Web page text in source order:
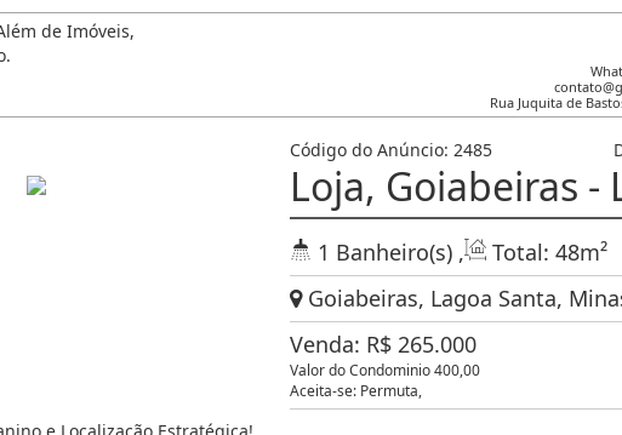
Rua Juquita de
Código do Anúncio: 2485
Loja, Goiabeiras -
1 Banheiro(s) , Total: 48m²
Goiabeiras, Lagoa Santa,
Venda: R$ 265.000
Valor do Condominio 400,00
Aceita-se: Permuta,